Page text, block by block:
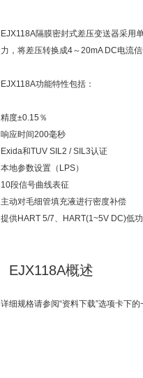
EJX118A隔膜密封式差压变送器采用
力，将差压转换成4～20mA DC电流
EJX118A功能特性包括：
精度±0.15％
响应时间200毫秒
Exida和TUV SIL2 / SIL3认证
本地参数设置（LPS）
10段信号曲线表征
主动对毛细管填充液进行密度补偿
提供HART 5/7、HART(1~5V DC)低
EJX118A概述
详细规格请参阅“资料下载”选项卡下